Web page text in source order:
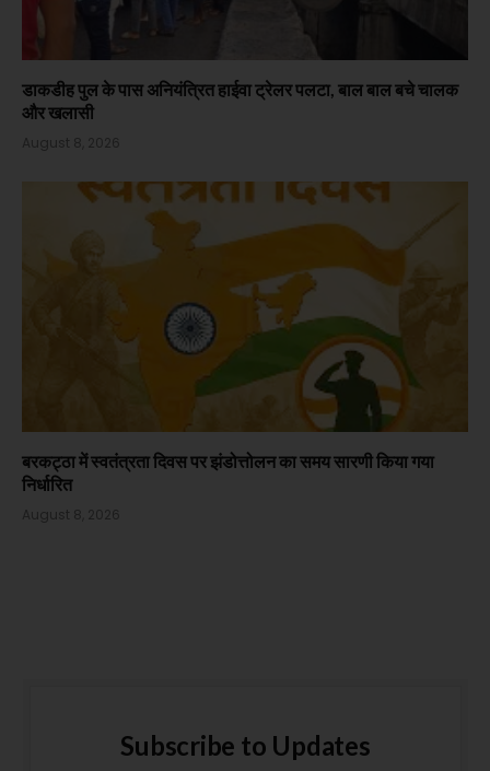
डाकडीह पुल के पास अनियंत्रित हाईवा ट्रेलर पलटा, बाल बाल बचे चालक
और खलासी
August 8, 2026
बरकट्ठा में स्वतंत्रता दिवस पर झंडोत्तोलन का समय सारणी किया गया
निर्धारित
August 8, 2026
Subscribe to Updates